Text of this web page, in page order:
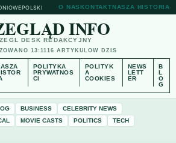
POLSKI O NASKONTAKTNASZA HISTORIA
INFO
DESK REDAKCYJNY
13:1116 ARTYKULOW DZIS
POLITYKA
PRYWATNOS
CI
POLITYK
A
COOKIES
NEWS
LETT
ER
B
L
O
G
BUSINESS
CELEBRITY NEWS
MOVIE CASTS POLITICS
TECH